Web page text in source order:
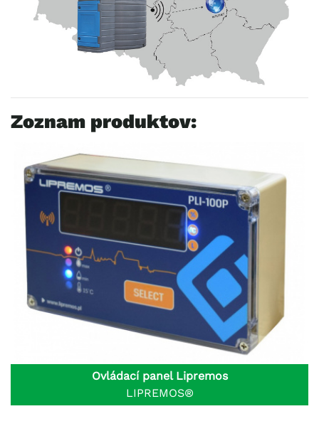
Zoznam produktov:
Ovládací panel Lipremos
LIPREMOS®